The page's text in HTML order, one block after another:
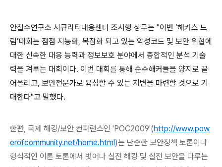
안철수연구소 시큐리티대응센터 조시행 상무는 "이번 ‘해커스 드
림’대회는 점점 지능화, 복잡화 되고 있는 악성코드 및 보안 위협에
대한 신속한 대응 능력과 정보보호 분야에서 종합적인 분석 기술
력을 겨루는 대회이다. 이번 대회를 통해 순수해커들을 양지로 끌
어올리고, 보안전문가로 육성할 수 있는 저변을 마련할 것으로 기
대한다"고 말했다.
한편, 국제 해킹/보안 컨퍼런스인 'POC2009'(http://www.pow
erofcommunity.net/home.html)는 단순한 보안정책 토론이나
형식적인 이론 토론에서 벗어나 실전 해킹 및 실전 보안을 다루는